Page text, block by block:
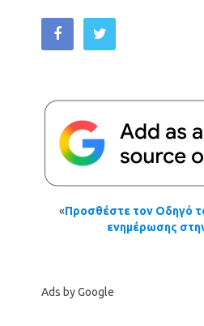
«Προσθέστε τον Οδηγό
ενημέρωσης
Ads by Google